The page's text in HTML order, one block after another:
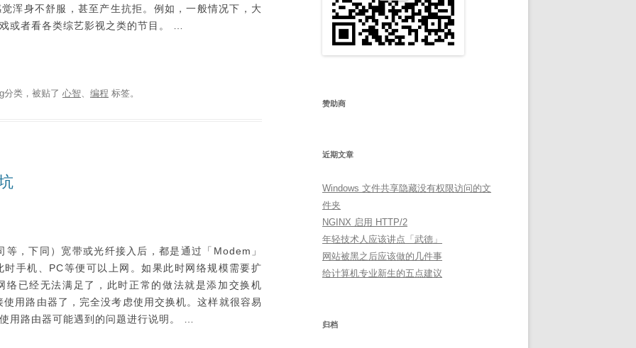
浑身不舒服，甚至产生抗拒。例如，一般情况下，大
或者看各类综艺影视之类的节目。 …
分类，被贴了 心智、 编程 标签。
，下同）宽带或光纤接入后，都是通过「Modem」
手机、PC等便可以上网。如果此时网络规模需要扩
络已经无法满足了，此时正常的做法就是添加交换机
用路由器了，完全没考虑使用交换机。这样就很容易
用路由器可能遇到的问题进行说明。 …
赞助商
近期文章
Windows 文件共享隐藏没有权限访问的文
件夹
NGINX 启用 HTTP/2
年轻技术人应该讲点「武德」
网站被黑之后应该做的几件事
给计算机专业新生的五点建议
归档